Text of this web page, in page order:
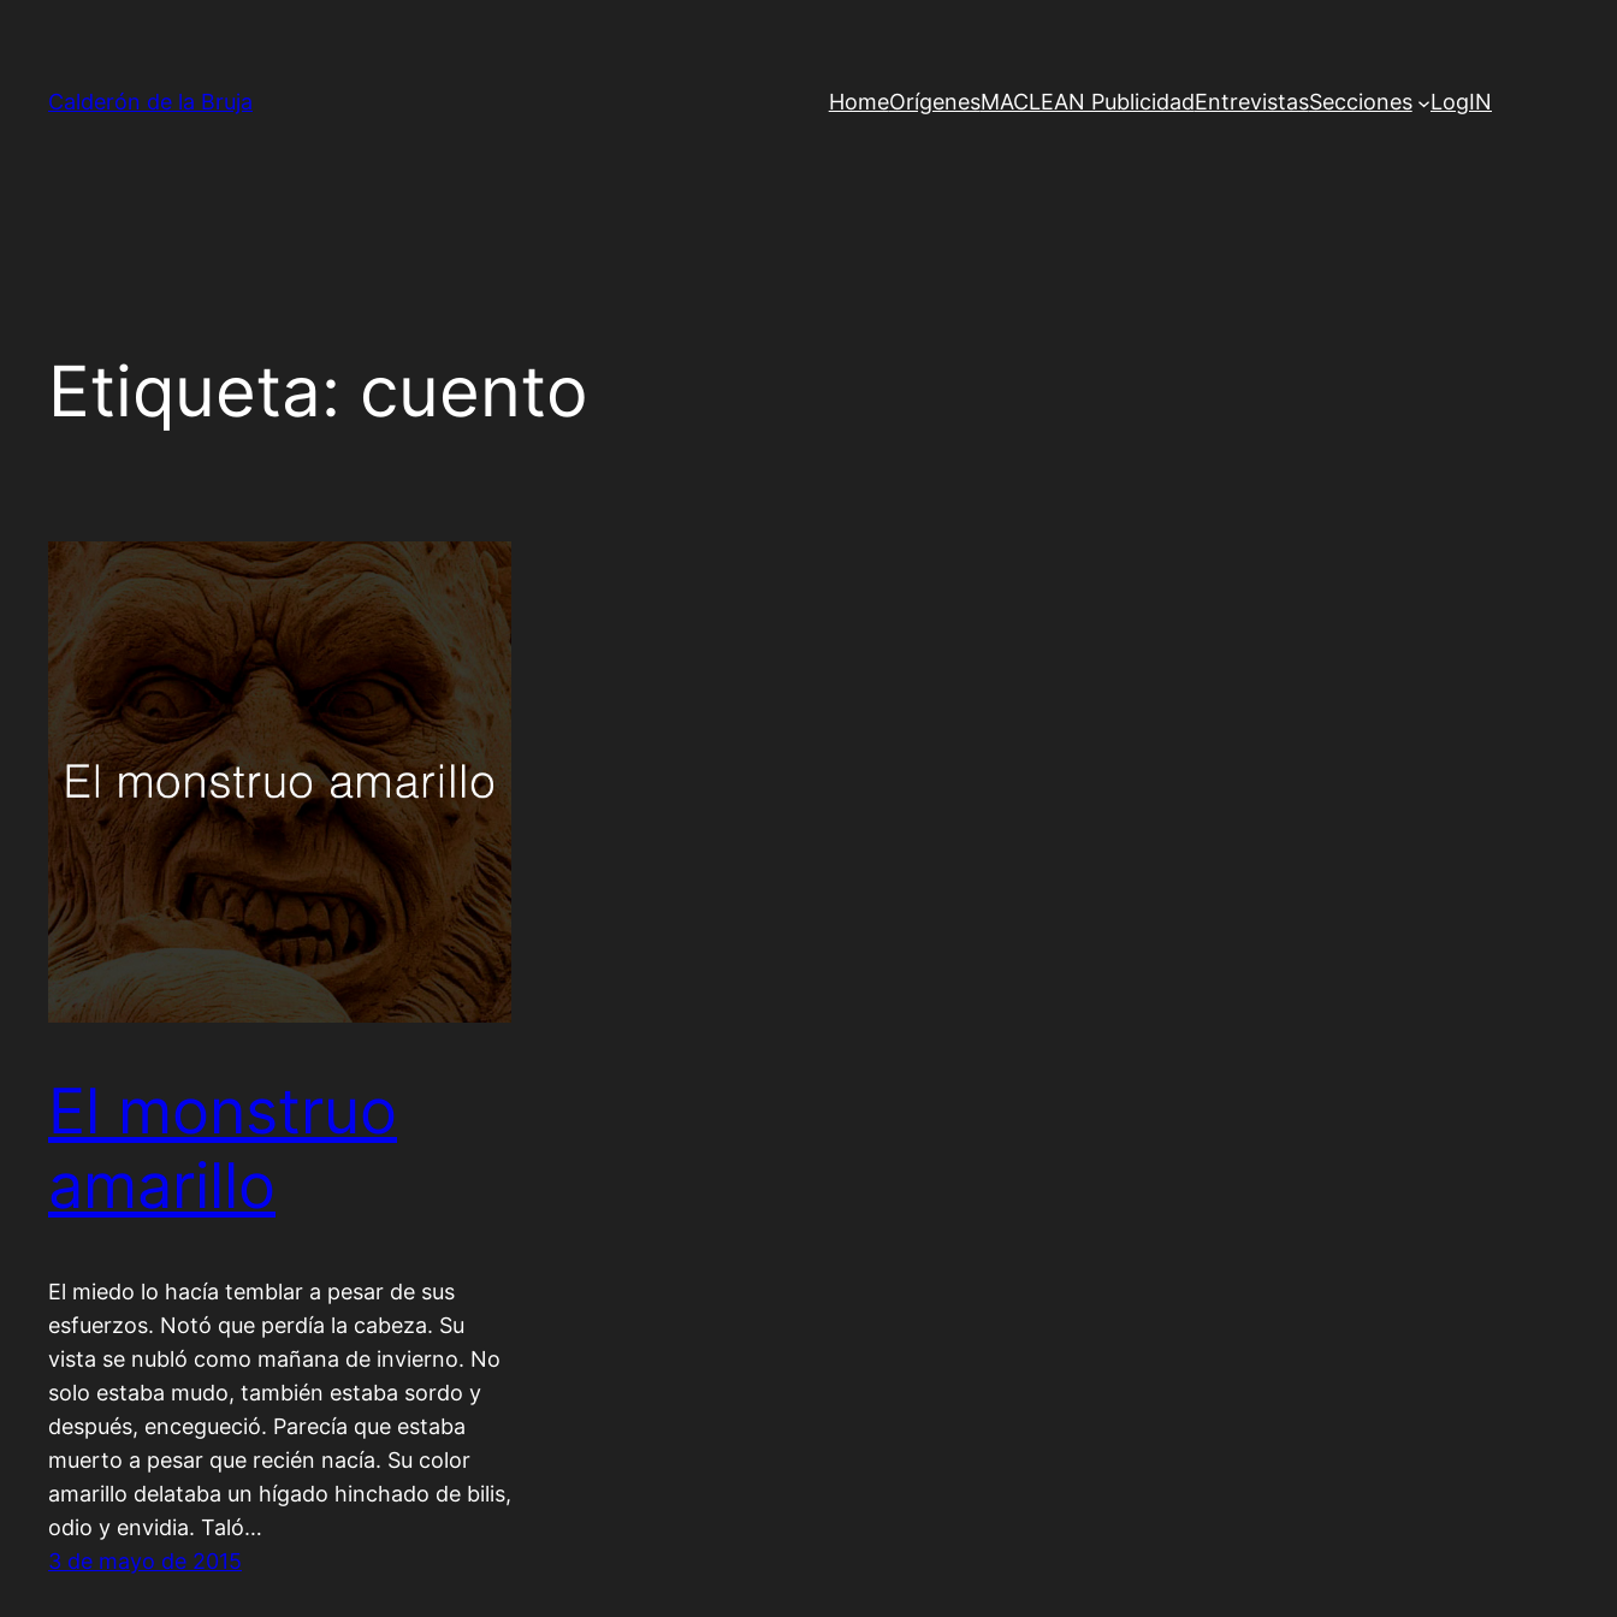
contenido
Calderón de la Bruja HomeOrígenesMACLEAN PublicidadEntrevistasSecciones LogIN
Etiqueta: cuento
El monstruo
amarillo
El miedo lo hacía temblar a pesar de sus
esfuerzos. Notó que perdía la cabeza. Su
vista se nubló como mañana de invierno. No
solo estaba mudo, también estaba sordo y
después, encegueció. Parecía que estaba
muerto a pesar que recién nacía. Su color
amarillo delataba un hígado hinchado de bilis,
odio y envidia. Taló…
3 de mayo de 2015